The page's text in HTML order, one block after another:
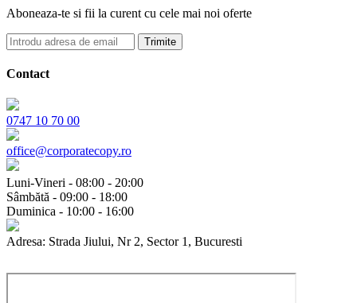
Aboneaza-te si fii la curent cu cele mai noi oferte
Trimite
Contact
0747 10 70 00
office@corporatecopy.ro
Luni-Vineri - 08:00 - 20:00
Sâmbătă - 09:00 - 18:00
Duminica - 10:00 - 16:00
Adresa: Strada Jiului, Nr 2, Sector 1, Bucuresti